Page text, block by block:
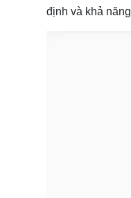
định và khả